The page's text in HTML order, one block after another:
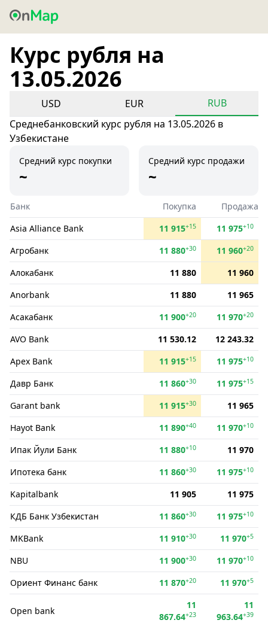
Курс рубля на
13.05.2026
USD EUR
RUB
Среднебанковский курс рубля на 13.05.2026 в
Узбекистане
Средний курс покупки
~
Средний курс продажи
~
Банк Покупка
Продажа
Asia Alliance Bank
11 915+15 11 975+10
Агробанк 11 880+30 11 960+20
Алокабанк 11 880
11 960
Anorbank
11 880
11 965
Асакабанк
11 900+20 11 970+20
AVO Bank 11 530.12
12 243.32
Apex Bank
11 915+15 11 975+10
Давр Банк 11 860+30 11 975+15
Garant bank 11 915+30
11 965
Hayot Bank
11 890+40 11 970+10
Ипак Йули Банк 11 880+10
11 970
Ипотека банк
11 860+30 11 975+10
Kapitalbank 11 905
11 975
КДБ Банк Узбекистан
11 860+30 11 975+10
MKBank 11 910+30 11 970+5
NBU 11 900+30 11 970+10
Ориент Финанс банк 11 870+20 11 970+5
Open bank
11
867.64+23
11
963.64+39